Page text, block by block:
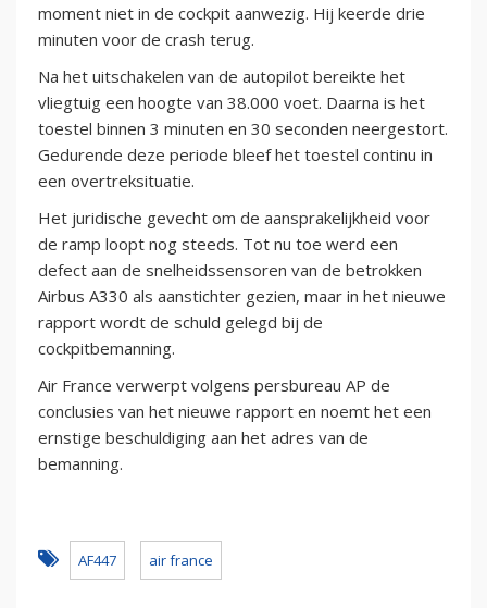
moment niet in de cockpit aanwezig. Hij keerde drie
minuten voor de crash terug.
Na het uitschakelen van de autopilot bereikte het
vliegtuig een hoogte van 38.000 voet. Daarna is het
toestel binnen 3 minuten en 30 seconden neergestort.
Gedurende deze periode bleef het toestel continu in
een overtreksituatie.
Het juridische gevecht om de aansprakelijkheid voor
de ramp loopt nog steeds. Tot nu toe werd een
defect aan de snelheidssensoren van de betrokken
Airbus A330 als aanstichter gezien, maar in het nieuwe
rapport wordt de schuld gelegd bij de
cockpitbemanning.
Air France verwerpt volgens persbureau AP de
conclusies van het nieuwe rapport en noemt het een
ernstige beschuldiging aan het adres van de
bemanning.
AF447 air france